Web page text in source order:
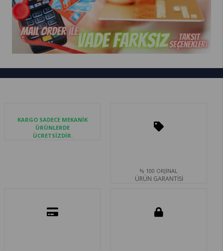
KARGO SADECE MEKANİK
ÜRÜNLERDE
ÜCRETSİZDİR.
% 100 ORJİNAL
ÜRÜN GARANTİSİ